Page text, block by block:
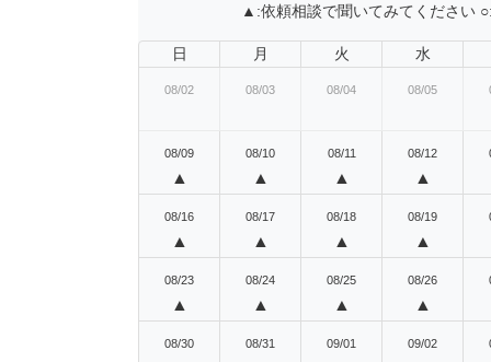
▲:依頼相談で聞いてみてください ○:
日 月 火 水
08/02 08/03 08/04 08/05
08/09
▲
08/10
▲
08/11
▲
08/12
▲
08/16
▲
08/17
▲
08/18
▲
08/19
▲
08/23
▲
08/24
▲
08/25
▲
08/26
▲
08/30 08/31 09/01 09/02